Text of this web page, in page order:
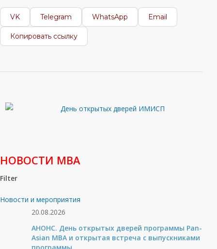
VK Telegram WhatsApp Email
Копировать ссылку
НОВОСТИ МВА
Filter
Новости и мероприятия
20.08.2026
АНОНС. День открытых дверей программы Pan-
Asian MBA и открытая встреча с выпускниками